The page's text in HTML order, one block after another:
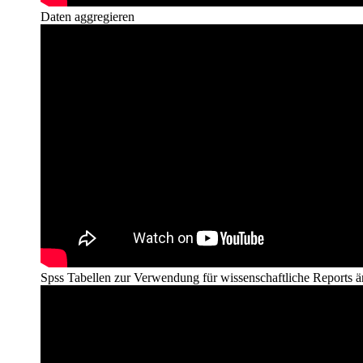
Daten aggregieren
Spss Tabellen zur Verwendung für wissenschaftliche Reports